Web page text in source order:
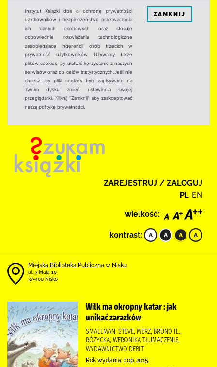
Instytut Książki dba o ochronę prywatności
użytkowników i bezpieczeństwo przetwarzania
ich danych osobowych oraz stosuje
odpowiednie rozwiązania technologiczne
zapobiegające ingerencji osób trzecich w
prywatność użytkowników. Używamy także
plików cookies, by ułatwić korzystanie z naszych
serwisów oraz do celów statystycznych.Jeśli nie
chcesz, by pliki cookies były zapisywane na
Twoim dysku zmień ustawienia swojej
przeglądarki. Kliknij "Zamknij" aby zaakceptować
naszą politykę prywatności.
ZAMKNIJ
ZAREJESTRUJ / ZALOGUJ
PL EN
wielkość:
kontrast:
Miejska Biblioteka Publiczna w Nisku
ul. 3 Maja 10
37-400 Nisko
Wilk ma okropny katar : jak
unikać zarazków
SMALLMAN, STEVE, MERZ, BRUNO IL.,
RÓŻYCKA, WERONIKA TŁUMACZENIE,
WYDAWNICTWO DEBIT
Rok wydania: cop. 2015.